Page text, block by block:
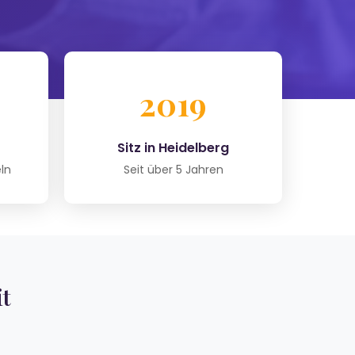
2019
Sitz in Heidelberg
Seit über 5 Jahren